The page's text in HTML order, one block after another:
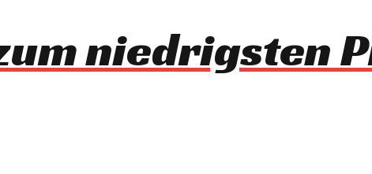
niedrigsten